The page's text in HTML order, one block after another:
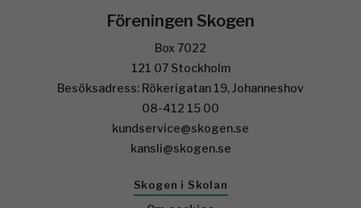
Föreningen Skogen
Box 7022
121 07 Stockholm
Besöksadress: Rökerigatan 19, Johanneshov
08-412 15 00
kundservice@skogen.se
kansli@skogen.se
Skogen i Skolan